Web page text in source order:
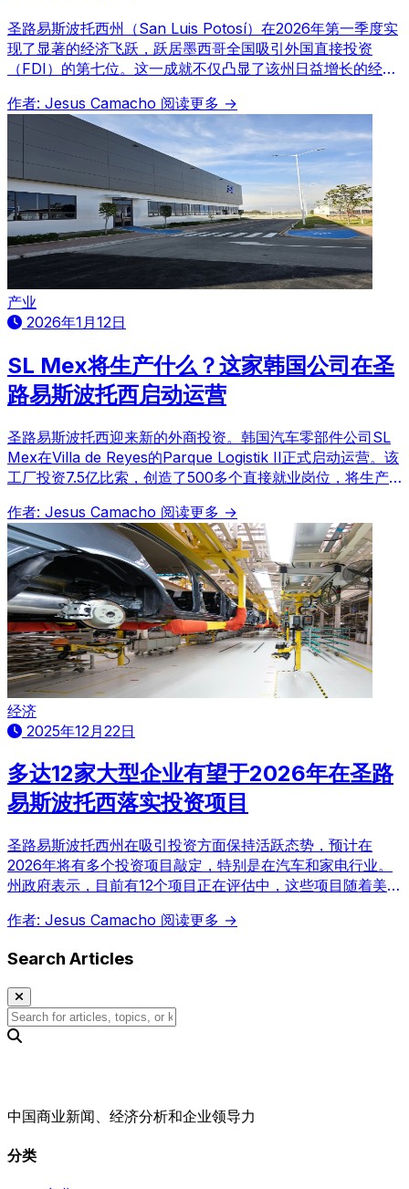
圣路易斯波托西州（San Luis Potosí）在2026年第一季度实
现了显著的经济飞跃，跃居墨西哥全国吸引外国直接投资
（FDI）的第七位。这一成就不仅凸显了该州日益增长的经济
力中心的地位，预示着墨西哥国际投资版图的新变化。
作者: Jesus Camacho 阅读更多 →
产业
2026年1月12日
SL Mex将生产什么？这家韩国公司在圣
路易斯波托西启动运营
圣路易斯波托西迎来新的外商投资。韩国汽车零部件公司SL
Mex在Villa de Reyes的Parque Logistik II正式启动运营。该
工厂投资7.5亿比索，创造了500多个直接就业岗位，将生产
制造商供货，预计2030年年销售额将达1.44亿美元。
作者: Jesus Camacho 阅读更多 →
经济
2025年12月22日
多达12家大型企业有望于2026年在圣路
易斯波托西落实投资项目
圣路易斯波托西州在吸引投资方面保持活跃态势，预计在
2026年将有多个投资项目敲定，特别是在汽车和家电行业。
州政府表示，目前有12个项目正在评估中，这些项目随着美墨
作者: Jesus Camacho 阅读更多 →
Search Articles
中国商业新闻、经济分析和企业领导力
分类